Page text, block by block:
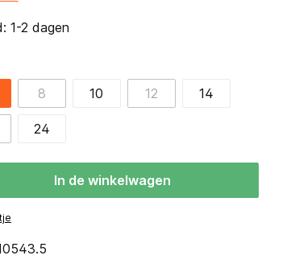
1-2 dagen
8 10 12 14
24
In de winkelwagen